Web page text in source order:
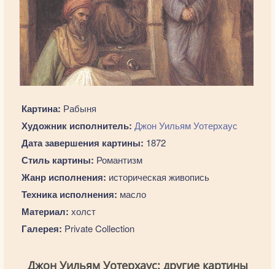
Картина: Рабыня
Художник исполнитель: Джон Уильям Уотерхаус
Дата завершения картины: 1872
Стиль картины: Романтизм
Жанр исполнения: историческая живопись
Техника исполнения: масло
Материал: холст
Галерея: Private Collection
Джон Уильям Уотерхаус: другие картины